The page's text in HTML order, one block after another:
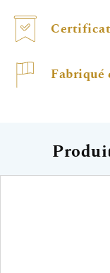
Fabriqué